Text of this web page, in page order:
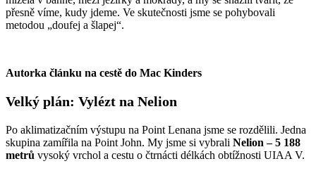
přesně víme, kudy jdeme. Ve skutečnosti jsme se pohybovali
metodou „doufej a šlapej“.
Autorka článku na cestě do Mac Kinders
Velký plán: Vylézt na Nelion
Po aklimatizačním výstupu na Point Lenana jsme se rozdělili. Jedna
skupina zamířila na Point John. My jsme si vybrali Nelion – 5 188
metrů vysoký vrchol a cestu o čtrnácti délkách obtížnosti UIAA V.